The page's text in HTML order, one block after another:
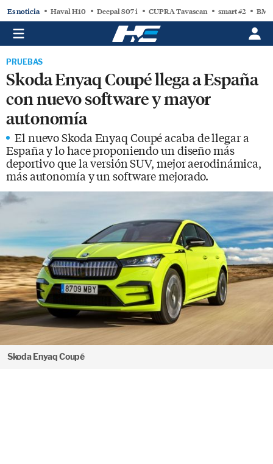
Es noticia Haval H10 Deepal S07 i CUPRA Tavascan smart #2
PRUEBAS
Skoda Enyaq Coupé llega a España
con nuevo software y mayor
autonomía
El nuevo Skoda Enyaq Coupé acaba de llegar a
España y lo hace proponiendo un diseño más
deportivo que la versión SUV, mejor aerodinámica,
más autonomía y un software mejorado.
Skoda Enyaq Coupé